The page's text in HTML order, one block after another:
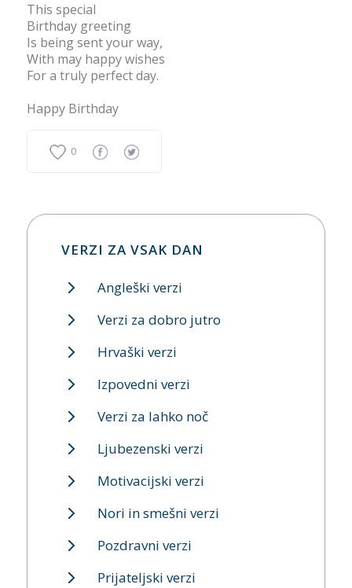
This special
Birthday greeting
Is being sent your way,
With may happy wishes
For a truly perfect day.
Happy Birthday
0
VERZI ZA VSAK DAN
Angleški verzi
Verzi za dobro jutro
Hrvaški verzi
Izpovedni verzi
Verzi za lahko noč
Ljubezenski verzi
Motivacijski verzi
Nori in smešni verzi
Pozdravni verzi
Prijateljski verzi